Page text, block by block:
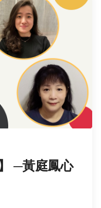
─黃庭鳳心